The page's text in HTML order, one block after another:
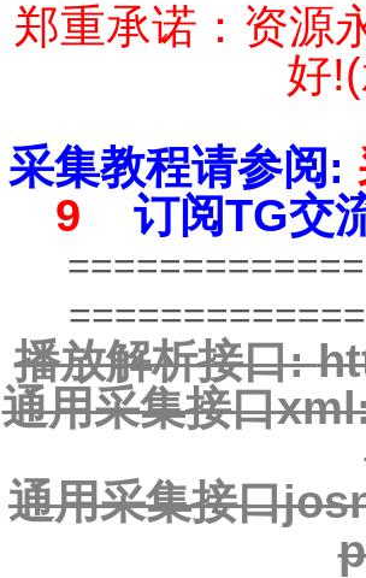
郑重承诺：资源
好
采集教程请参阅:
9
订阅TG交
播放解析接口:
通用采集接口
通用采集接口